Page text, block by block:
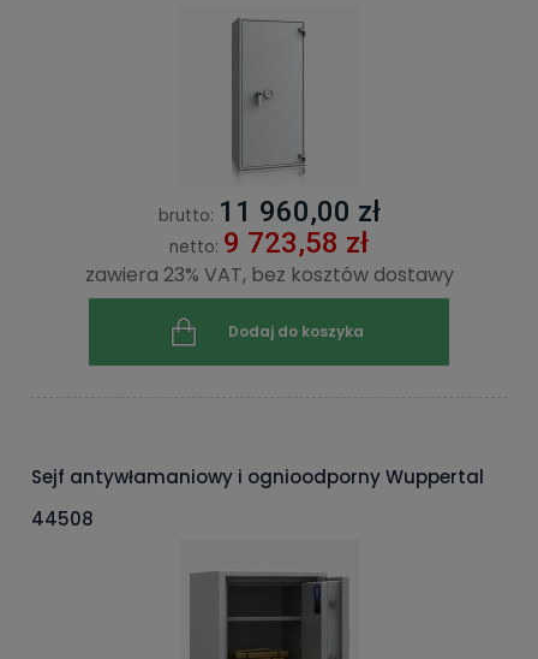
brutto: 11 960,00 zł
netto: 9 723,58 zł
zawiera 23% VAT, bez kosztów dostawy
Dodaj do koszyka
Sejf antywłamaniowy i ognioodporny Wuppertal
44508